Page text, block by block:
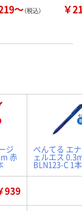
～（税込） ￥
ジ
赤
ぺんてる エ
ェルエス
BLN123-C 1本
939